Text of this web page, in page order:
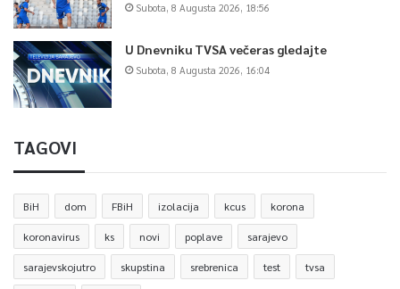
Subota, 8 Augusta 2026, 18:56
U Dnevniku TVSA večeras gledajte
Subota, 8 Augusta 2026, 16:04
TAGOVI
BiH dom FBiH izolacija kcus korona
koronavirus ks novi poplave sarajevo
sarajevskojutro skupstina srebrenica test tvsa